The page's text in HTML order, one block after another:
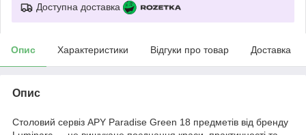
Доступна доставка
Опис Характеристики Відгуки про товар Доставка
Опис
Столовий сервіз APY Paradise Green 18 предметів від бренду